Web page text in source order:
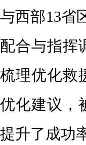
与西部13省
配合与指挥
梳理优化救
优化建议，
提升了成功